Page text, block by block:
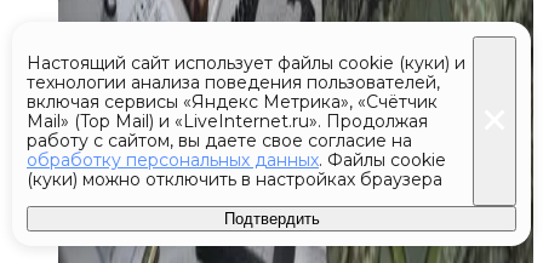
Настоящий сайт использует файлы cookie (куки) и
технологии анализа поведения пользователей,
включая сервисы «Яндекс Метрика», «Счётчик
Mail» (Top Mail) и «LiveInternet.ru». Продолжая
работу с сайтом, вы даете свое согласие на
обработку персональных данных. Файлы cookie
(куки) можно отключить в настройках браузера
Подтвердить